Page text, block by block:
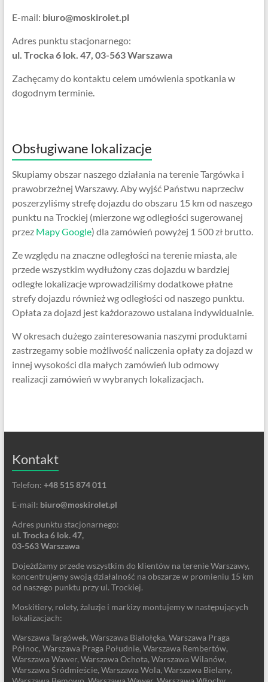
E-mail: biuro@moskirolet.pl
Adres punktu stacjonarnego:
ul. Trocka 6 lok. 47, 03-563 Warszawa
Zachęcamy do kontaktu celem umówienia spotkania w
dogodnym terminie.
Obsługiwane lokalizacje
Skupiamy obszar naszego działania na terenie Targówka i
prawobrzeżnej Warszawy. Aby wyjść Państwu naprzeciw
poszerzyliśmy strefę dojazdu do obszaru 15 km od naszego
punktu na Trockiej (mierzone wg odległości sugerowanej
przez Mapy Google) dla zamówień powyżej 1 500 zł brutto.
Ze względu na znaczne odległości na terenie miasta, ale
przede wszystkim wydłużony czas dojazdu w bardziej
odległe lokalizacje wprowadziliśmy dodatkowe płatne
strefy dojazdu również wg odległości od naszego punktu.
Opłata za dojazd jest każdorazowo ustalana indywidualnie.
W okresach dużego zainteresowania naszymi produktami
zastrzegamy sobie możliwość naliczenia opłaty za dojazd w
innej wysokości dla małych zamówień lub odmowy
realizacji zamówień w wybranych lokalizacjach.
Kontakt
Telefon: +48 515 874 011
E-mail: biuro@moskirolet.pl
Adres punktu stacjonarnego:
ul. Trocka 6 lok. 47,
03-563 Warszawa
Dojeżdżamy przede wszystkim do klientów na terenie Warszawy,
koncentrujemy swoją działalność na obszarze w promieniu 15 km
od naszego punktu przy ul. Trockiej.
Moskitiery, rolety, żaluzje i markizy montujemy w następujących
lokalizacjach:
Warszawa Targówek, Warszawa Białołęka, Warszawa Praga
Północ, Warszawa Praga Południe, Warszawa Rembertów,
Warszawa Wawer, Warszawa Ochota, Warszawa Wilanów,
Warszawa Śródmieście, Warszawa Wola, Warszawa Bielany,